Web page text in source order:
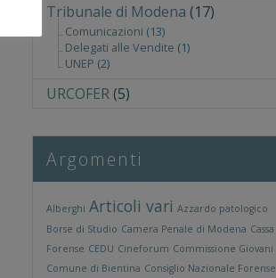
Tribunale di Modena (17)
Comunicazioni (13)
Delegati alle Vendite (1)
UNEP (2)
URCOFER(5)
Argomenti
Alberghi Articoli vari Azzardo patologico
Borse di Studio Camera Penale di Modena Cassa
Forense CEDU Cineforum Commissione Giovani
Comune di Bientina Consiglio Nazionale Forense